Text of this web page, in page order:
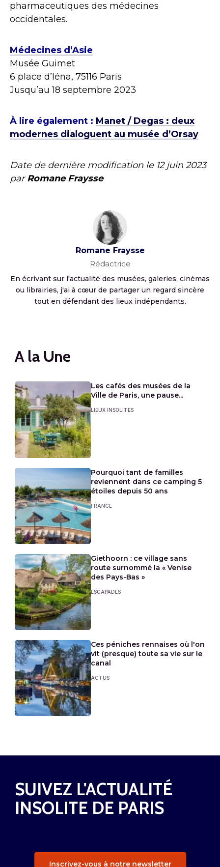
pharmaceutiques des médecines
occidentales.
Médecines d’Asie
Musée Guimet
6 place d’Iéna, 75116 Paris
Jusqu’au 18 septembre 2023
À lire également : Manet / Degas : deux
modernes dialoguent au musée d’Orsay
Date de dernière modification le 12 juin 2023
parRomane Fraysse
Romane Fraysse
Rédactrice
En écrivant sur l'actualité des musées, galeries, cinémas
ou librairies, j'ai à cœur de partager un regard sincère
tout en défendant des lieux indépendants.
A la Une
Les cafés des musées de la
Ville de Paris, une pause...
LIEUX INSOLITES
Pourquoi tant de familles
reviennent dans ce camping 5
étoiles depuis 50 ans
FRANCE
Giethoorn : ce village sans
route surnommé la « Venise
des Pays-Bas »
ESCAPADES
Ces péniches rennaises où l'on
vit (presque) toute sa vie sur le
canal
ACTUS
SUIVEZ L'ACTUALITÉ
INSOLITE DE PARIS
Inscrivez-vous à notre newsletter